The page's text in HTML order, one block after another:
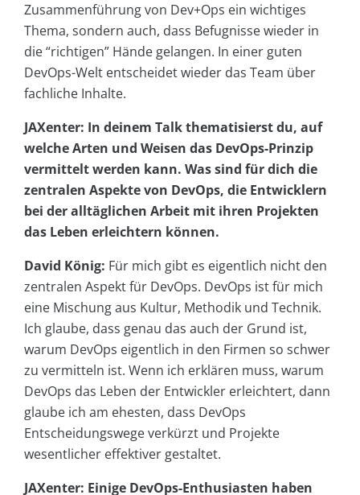
Zusammenführung von Dev+Ops ein wichtiges
Thema, sondern auch, dass Befugnisse wieder in
die “richtigen” Hände gelangen. In einer guten
DevOps-Welt entscheidet wieder das Team über
fachliche Inhalte.
JAXenter: In deinem Talk thematisierst du, auf
welche Arten und Weisen das DevOps-Prinzip
vermittelt werden kann. Was sind für dich die
zentralen Aspekte von DevOps, die Entwicklern
bei der alltäglichen Arbeit mit ihren Projekten
das Leben erleichtern können.
David König: Für mich gibt es eigentlich nicht den
zentralen Aspekt für DevOps. DevOps ist für mich
eine Mischung aus Kultur, Methodik und Technik.
Ich glaube, dass genau das auch der Grund ist,
warum DevOps eigentlich in den Firmen so schwer
zu vermitteln ist. Wenn ich erklären muss, warum
DevOps das Leben der Entwickler erleichtert, dann
glaube ich am ehesten, dass DevOps
Entscheidungswege verkürzt und Projekte
wesentlicher effektiver gestaltet.
JAXenter: Einige DevOps-Enthusiasten haben